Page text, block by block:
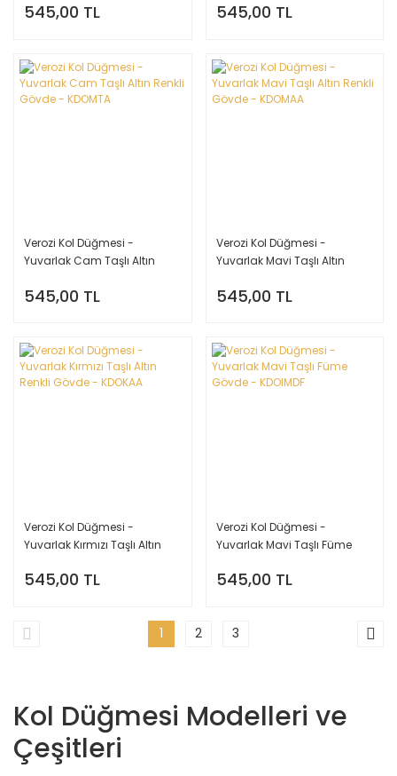
545,00 TL 545,00 TL
Verozi Kol Düğmesi -
Yuvarlak Cam Taşlı Altın
545,00 TL
Verozi Kol Düğmesi -
Yuvarlak Mavi Taşlı Altın
545,00 TL
Verozi Kol Düğmesi -
Yuvarlak Kırmızı Taşlı Altın
545,00 TL
Verozi Kol Düğmesi -
Yuvarlak Mavi Taşlı Füme
545,00 TL
1 2 3
Kol Düğmesi Modelleri ve
Çeşitleri